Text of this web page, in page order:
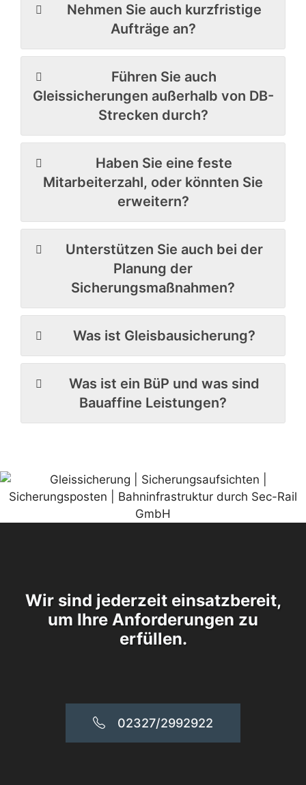
Nehmen Sie auch kurzfristige
Aufträge an?
Führen Sie auch
Gleissicherungen außerhalb von DB-
Strecken durch?
Haben Sie eine feste
Mitarbeiterzahl, oder könnten Sie
erweitern?
Unterstützen Sie auch bei der
Planung der
Sicherungsmaßnahmen?
Was ist Gleisbausicherung?
Was ist ein BüP und was sind
Bauaffine Leistungen?
Wir sind jederzeit einsatzbereit,
um Ihre Anforderungen zu
erfüllen.
02327/2992922